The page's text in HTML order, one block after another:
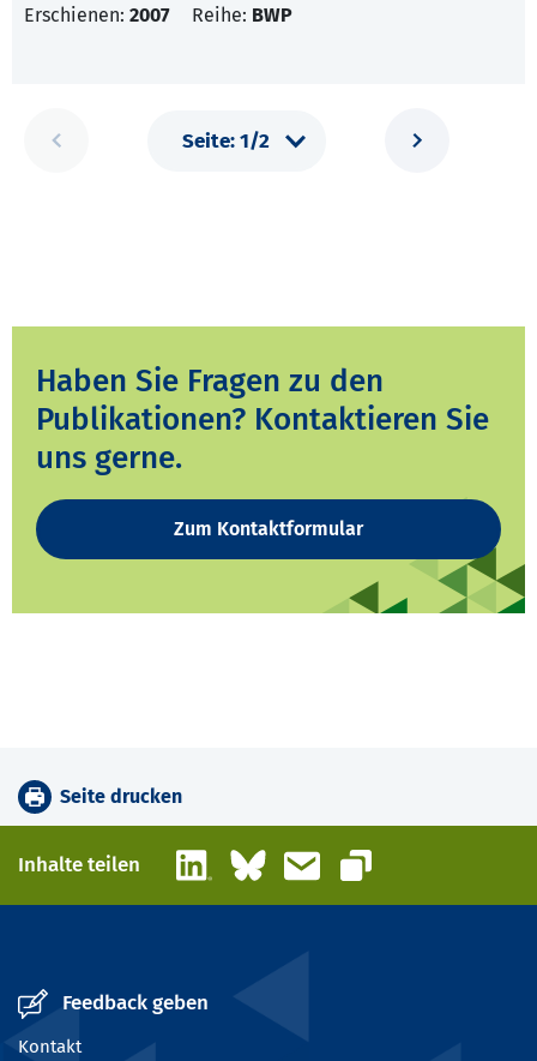
Erschienen: 2007 Reihe: BWP
Haben Sie Fragen zu den
Publikationen? Kontaktieren Sie
uns gerne.
Zum Kontaktformular
Seite drucken
Inhalte teilen LinkedInBlueskyE-Mail
Link kopieren
Feedback geben
Kontakt